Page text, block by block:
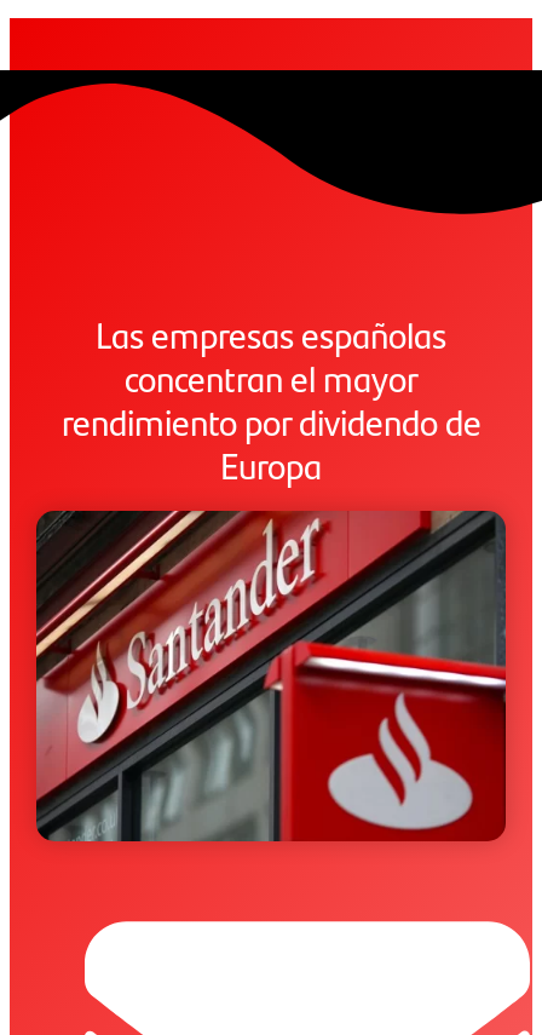
Las empresas españolas
concentran el mayor
rendimiento por dividendo de
Europa